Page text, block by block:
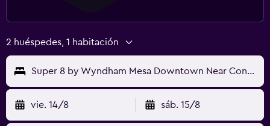
2 huéspedes, 1 habitación
Super 8 by Wyndham Mesa Downtown Near Convention Center
vie. 14/8 sáb. 15/8